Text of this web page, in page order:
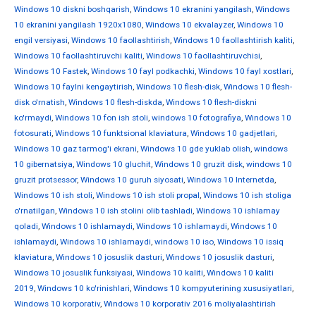
Windows 10 diskni boshqarish, Windows 10 ekranini yangilash, Windows
10 ekranini yangilash 1920x1080, Windows 10 ekvalayzer, Windows 10
engil versiyasi, Windows 10 faollashtirish, Windows 10 faollashtirish kaliti,
Windows 10 faollashtiruvchi kaliti, Windows 10 faollashtiruvchisi,
Windows 10 Fastek, Windows 10 fayl podkachki, Windows 10 fayl xostlari,
Windows 10 faylni kengaytirish, Windows 10 flesh-disk, Windows 10 flesh-
disk o'rnatish, Windows 10 flesh-diskda, Windows 10 flesh-diskni
ko'rmaydi, Windows 10 fon ish stoli, windows 10 fotografiya, Windows 10
fotosurati, Windows 10 funktsional klaviatura, Windows 10 gadjetlari,
Windows 10 gaz tarmog'i ekrani, Windows 10 gde yuklab olish, windows
10 gibernatsiya, Windows 10 gluchit, Windows 10 gruzit disk, windows 10
gruzit protsessor, Windows 10 guruh siyosati, Windows 10 Internetda,
Windows 10 ish stoli, Windows 10 ish stoli propal, Windows 10 ish stoliga
o'rnatilgan, Windows 10 ish stolini olib tashladi, Windows 10 ishlamay
qoladi, Windows 10 ishlamaydi, Windows 10 ishlamaydi, Windows 10
ishlamaydi, Windows 10 ishlamaydi, windows 10 iso, Windows 10 issiq
klaviatura, Windows 10 josuslik dasturi, Windows 10 josuslik dasturi,
Windows 10 josuslik funksiyasi, Windows 10 kaliti, Windows 10 kaliti
2019, Windows 10 ko'rinishlari, Windows 10 kompyuterining xususiyatlari,
Windows 10 korporativ, Windows 10 korporativ 2016 moliyalashtirish